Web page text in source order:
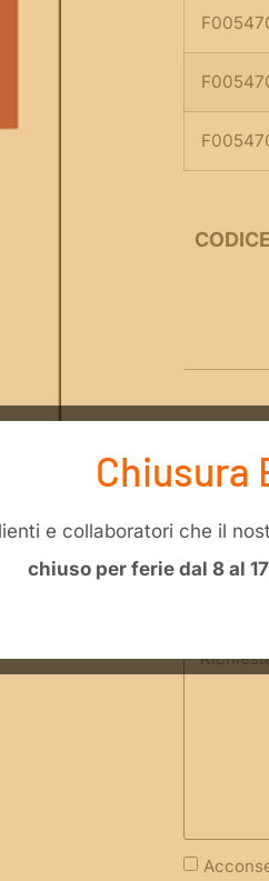
CODICE
Chiusura
e collaboratori che il
chiuso per ferie dal 8 al